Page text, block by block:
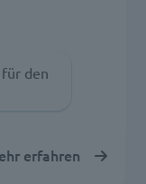
den
erfahren